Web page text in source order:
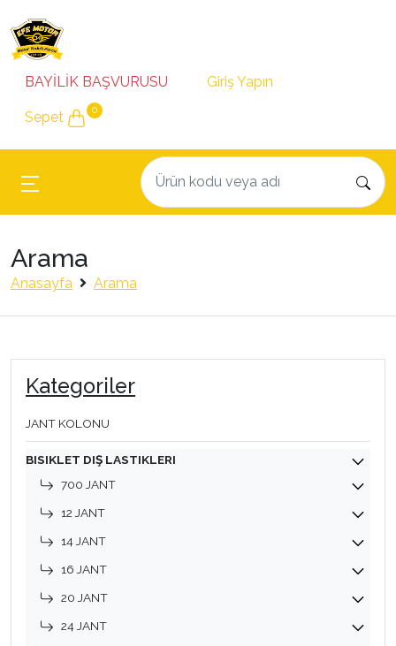
BAYİLİK BAŞVURUSU Giriş Yapın
Sepet 0
Arama
Anasayfa Arama
Kategoriler
JANT KOLONU
BISIKLET DIŞ LASTIKLERI
700 JANT
12 JANT
14 JANT
16 JANT
20 JANT
24 JANT